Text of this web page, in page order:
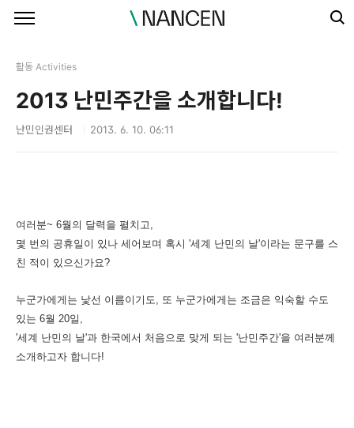
활동 Activities
2013 난민주간을 소개합니다!
난민인권센터 2013. 6. 10. 06:11
여러분~ 6월의 달력을 펼치고,
몇 번의 공휴일이 있나 세어보며 혹시 '세계 난민의 날'이라는 문구를 스
친 적이 있으신가요?
누군가에게는 낯선 이름이기도, 또 누군가에게는 조금은 익숙할 수도
있는 6월 20일,
'세계 난민의 날'과 한국에서 처음으로 맞게 되는 '난민주간'을 여러분께
소개하고자 합니다!